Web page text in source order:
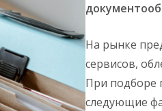
На рынке
сервисов,
При подборе
следующие